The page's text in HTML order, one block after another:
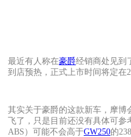
最近有人称在豪爵经销商处见到
到店预热，正式上市时间将定在
其实关于豪爵的这款新车，摩博
飞了，只是目前还没有具体可
ABS）可能不会高于GW250的